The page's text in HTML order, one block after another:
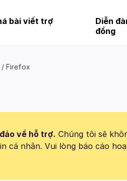
bài viết trợ
Diễn
đồng
Firefox
về hỗ trợ. Chúng tôi sẽ
cá nhân. Vui lòng báo cáo